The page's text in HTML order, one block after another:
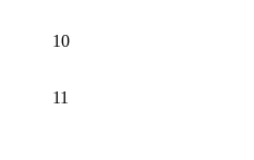
10
11